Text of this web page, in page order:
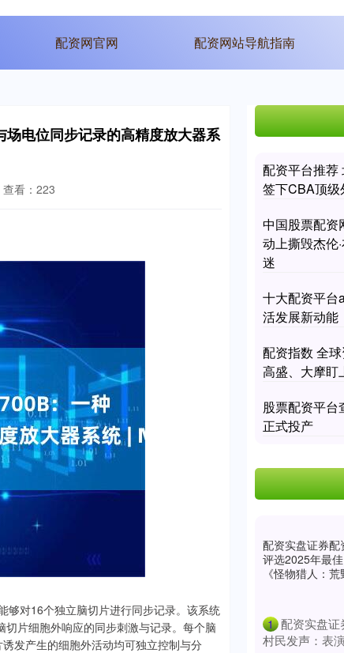
配资网官网 配资网站导航指南
电位同步记录的高精度放大器系
查看：223
够对16个独立脑切片进行同步记录。该系统
片细胞外响应的同步刺激与记录。每个脑
发产生的细胞外活动均可独立控制与分
配资平台推荐
签下CBA顶
中国股票配资
动上撕毁杰伦
迷
十大配资平台
活发展新动能
配资指数 全
高盛、大摩盯
股票配资平台
正式投产
配资实盘证券配
评选2025年最佳
《怪物猎人：
1 配资实盘
村民发声：表